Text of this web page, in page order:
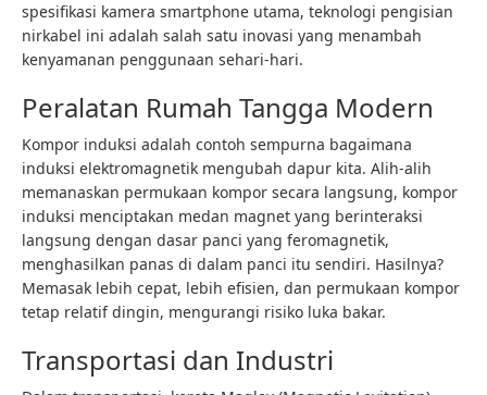
spesifikasi kamera smartphone utama, teknologi pengisian
nirkabel ini adalah salah satu inovasi yang menambah
kenyamanan penggunaan sehari-hari.
Peralatan Rumah Tangga Modern
Kompor induksi adalah contoh sempurna bagaimana
induksi elektromagnetik mengubah dapur kita. Alih-alih
memanaskan permukaan kompor secara langsung, kompor
induksi menciptakan medan magnet yang berinteraksi
langsung dengan dasar panci yang feromagnetik,
menghasilkan panas di dalam panci itu sendiri. Hasilnya?
Memasak lebih cepat, lebih efisien, dan permukaan kompor
tetap relatif dingin, mengurangi risiko luka bakar.
Transportasi dan Industri